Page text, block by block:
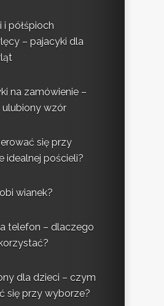
i półśpioch
– pajacyki dla
na zamówienie –
wzór
się przy
idealnej pościeli?
wianek?
telefon – dlaczego
dla dzieci – czym
się przy wyborze?